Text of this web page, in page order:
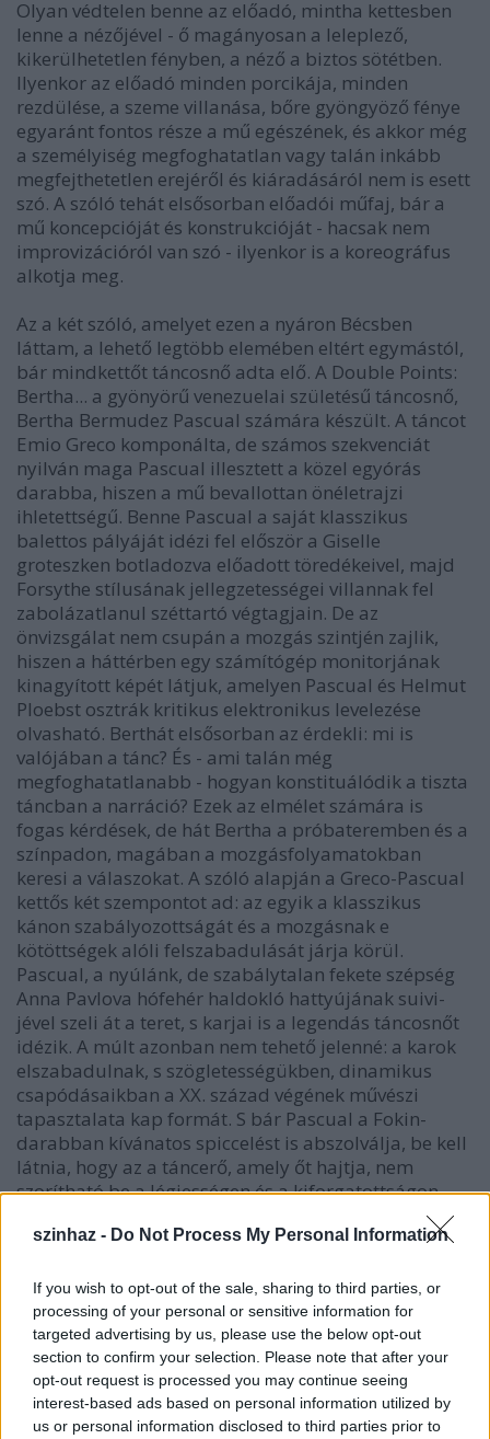
szinhaz - Do Not Process My Personal Information
If you wish to opt-out of the sale, sharing to third parties, or
processing of your personal or sensitive information for
targeted advertising by us, please use the below opt-out
section to confirm your selection. Please note that after your
opt-out request is processed you may continue seeing
interest-based ads based on personal information utilized by
us or personal information disclosed to third parties prior to
Olyan védtelen benne az előadó, mintha kettesben
lenne a nézőjével - ő magányosan a leleplező,
kikerülhetetlen fényben, a néző a biztos sötétben.
Ilyenkor az előadó minden porcikája, minden
rezdülése, a szeme villanása, bőre gyöngyöző fénye
egyaránt fontos része a mű egészének, és akkor még
a személyiség megfoghatatlan vagy talán inkább
megfejthetetlen erejéről és kiáradásáról nem is esett
szó. A szóló tehát elsősorban előadói műfaj, bár a
mű koncepcióját és konstrukcióját - hacsak nem
improvizációról van szó - ilyenkor is a koreográfus
alkotja meg.
Az a két szóló, amelyet ezen a nyáron Bécsben
láttam, a lehető legtöbb elemében eltért egymástól,
bár mindkettőt táncosnő adta elő. A Double Points:
Bertha... a gyönyörű venezuelai születésű táncosnő,
Bertha Bermudez Pascual számára készült. A táncot
Emio Greco komponálta, de számos szekvenciát
nyilván maga Pascual illesztett a közel egyórás
darabba, hiszen a mű bevallottan önéletrajzi
ihletettségű. Benne Pascual a saját klasszikus
balettos pályáját idézi fel először a Giselle
groteszken botladozva előadott töredékeivel, majd
Forsythe stílusának jellegzetességei villannak fel
zabolázatlanul széttartó végtagjain. De az
önvizsgálat nem csupán a mozgás szintjén zajlik,
hiszen a háttérben egy számítógép monitorjának
kinagyított képét látjuk, amelyen Pascual és Helmut
Ploebst osztrák kritikus elektronikus levelezése
olvasható. Berthát elsősorban az érdekli: mi is
valójában a tánc? És - ami talán még
megfoghatatlanabb - hogyan konstituálódik a tiszta
táncban a narráció? Ezek az elmélet számára is
fogas kérdések, de hát Bertha a próbateremben és a
színpadon, magában a mozgásfolyamatokban
keresi a válaszokat. A szóló alapján a Greco-Pascual
kettős két szempontot ad: az egyik a klasszikus
kánon szabályozottságát és a mozgásnak e
kötöttségek alóli felszabadulását járja körül.
Pascual, a nyúlánk, de szabálytalan fekete szépség
Anna Pavlova hófehér haldokló hattyújának suivi-
jével szeli át a teret, s karjai is a legendás táncosnőt
idézik. A múlt azonban nem tehető jelenné: a karok
elszabadulnak, s szögletességükben, dinamikus
csapódásaikban a XX. század végének művészi
tapasztalata kap formát. S bár Pascual a Fokin-
darabban kívánatos spiccelést is abszolválja, be kell
látnia, hogy az a táncerő, amely őt hajtja, nem
szorítható be a légiességen és a kiforgatottságon
alapuló mechanikus szépségeszmény keretei közé. A
másik alapkérdés, amelyet e szóló felvet, az előadó
Pascual mozgását ugyanis előbb egy, majd végül
négy talpig feketébe burkolt alak követi. Némelyikük
talán ugyanolyan jó táncos, mint Pascual, és mégis,
csupán a mozgások kivitelezőiként látjuk őket, mert
az ő személyiségük nem válik a mű elmaradhatatlan
és felcserélhetetlen alkotóelemévé.